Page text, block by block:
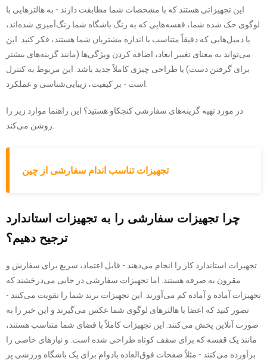
این تجهیزاتی هستند که با مشخصات شما مطابقت دارند - به هالترهایی با
لوگوی حک شده شما، قفسه‌هایی که به رنگ باشگاه شما رنگ‌آمیزی شده‌اند،
یا دمبل‌هایی که دقیقاً متناسب با اندازه مشتریان شما هستند، فکر کنید. این
می‌تواند به معنای تغییر ابعاد، اضافه کردن ویژگی‌ها (مانند گزینه‌های بیشتر
برای گرفتن دست) یا طراحی چیزی کاملاً جدید باشد. این مربوط به کنترل
در مورد تهیه گزینه‌های سفارشی کنجکاو هستید؟ این راهنما موارد زیر را
روشن می‌کند:
تجهیزات تناسب اندام سفارشی از چین
چرا تجهیزات سفارشی را به تجهیزات استاندارد
ترجیح دهیم؟
تجهیزات استاندارد کار را انجام می‌دهند - قابل اعتماد، سریع برای سفارش و
مقرون به صرفه هستند. اما تجهیزات سفارشی در جایی می‌درخشند که
تجهیزات آماده و آماده کم می‌آورند. این تجهیزات برند شما را تقویت می‌کنند -
تصور کنید که اعضا با هالترهای لوگوی شما عکس می‌گیرند و این خبر را به
صورت آنلاین پخش می‌کنند. این تجهیزات کاملاً با فضای شما متناسب هستند،
مانند یک قفسه که برای سقف کوتاه طراحی شده است. و نیازهای خاصی را
برآورده می‌کنند - مثلاً صفحات فوق‌العاده بادوام برای یک باشگاه ورزشی پر